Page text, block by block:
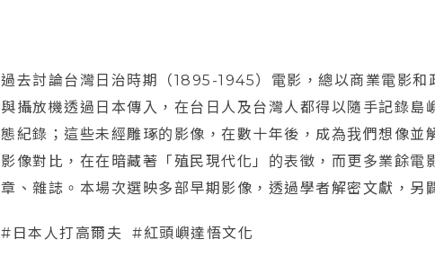
過去討論台灣日治時期（1895-1945）電影，總以商業電影和
與攝放機透過日本傳入，在台日人及台灣人都得以隨手記錄島
態紀錄；這些未經雕琢的影像，在數十年後，成為我們想像並
影像對比，在在暗藏著「殖民現代化」的表徵，而更多業餘電
章、雜誌。本場次選映多部早期影像，透過學者解密文獻，另
#日本人打高爾夫 #紅頭嶼達悟文化